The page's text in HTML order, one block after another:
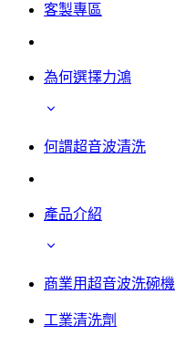
客製專區
為何選擇力鴻
何謂超音波清洗
產品介紹
商業用超音波洗碗機
工業清洗劑